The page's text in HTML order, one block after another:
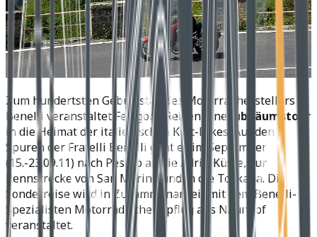
Zum hundertsten Geburtstag des Motorradherstellers
Benelli veranstaltet Feelgood Reisen eine Jubiläumstour
in die Heimat der italienischen Kult-Bikes. Auf den
Spuren der Fratelli Benelli geht es im September
(15.-23.09.11) nach Pesaro an die Adria-Küste, zur
Rennstrecke von San Marino und in die Toskana. Die
Sonderreise wird in Zusammenarbeit mit dem Benelli-
Spezialisten Motorrad Scheunpflug aus Naunhof
veranstaltet.